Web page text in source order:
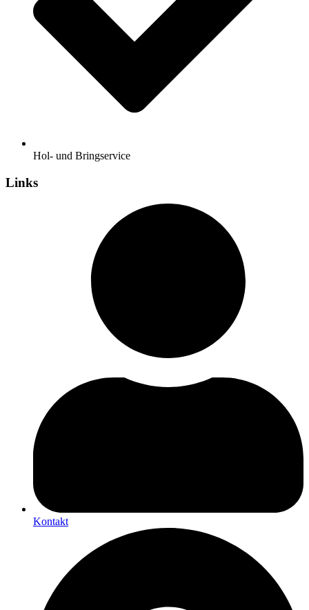
Hol- und Bringservice
Links
Kontakt